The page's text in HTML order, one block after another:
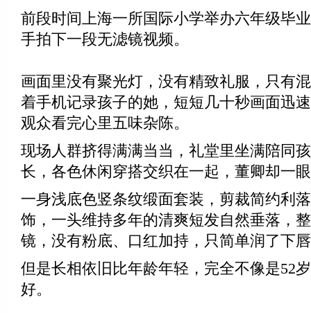
前段时间上海一所国际小学举办六年级毕
手拍下一段无滤镜视频。
画面里没有聚光灯，没有精致礼服，只有
着手机记录孩子的她，短短几十秒画面迅
观众看完心里五味杂陈。
现场人群挤得满满当当，礼堂里坐满陪同
长，各色休闲穿搭交织在一起，董卿却一
一身浅底色竖条纹缎面套装，剪裁简约利
饰，一头维持多年的清爽短发自然垂落，
镜，没有粉底、口红加持，只简单润了下
但是长相依旧比年龄年轻，完全不像是52
好。